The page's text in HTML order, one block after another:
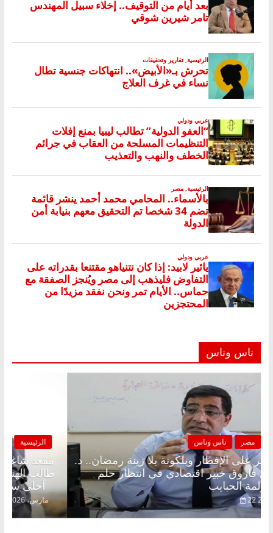
ناس وناس
الرئيسية مصر ناس وناس
مقعد شاغر على الإفطار وبلكونة بلا زينة رمضان.. د.
عبدالخالق فاروق خبير اقتصادي في انتظار حلم
الحرية ولمة الحبايب
22 فبراير، 2026